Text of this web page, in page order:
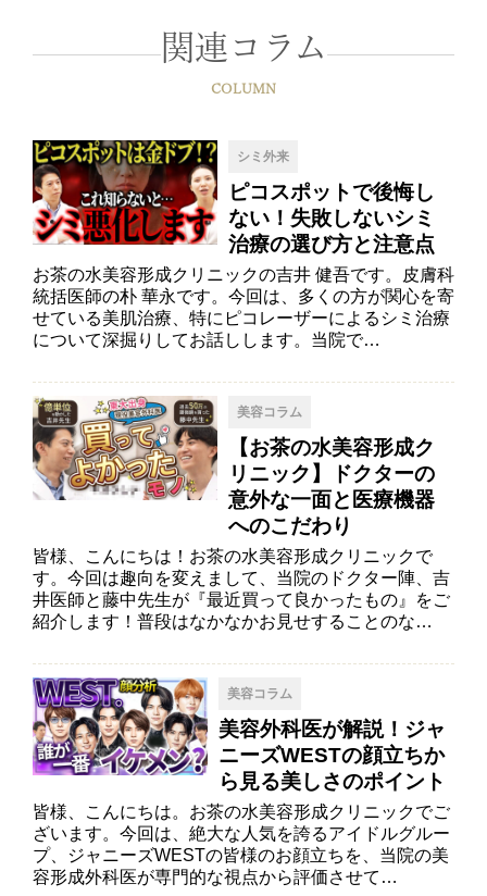
関連コラム
COLUMN
シミ外来
ピコスポットで後悔し
ない！失敗しないシミ
治療の選び方と注意点
お茶の水美容形成クリニックの吉井 健吾です。皮膚科
統括医師の朴 華永です。今回は、多くの方が関心を寄
せている美肌治療、特にピコレーザーによるシミ治療
について深掘りしてお話しします。当院で…
美容コラム
【お茶の水美容形成ク
リニック】ドクターの
意外な一面と医療機器
へのこだわり
皆様、こんにちは！お茶の水美容形成クリニックで
す。今回は趣向を変えまして、当院のドクター陣、吉
井医師と藤中先生が『最近買って良かったもの』をご
紹介します！普段はなかなかお見せすることのな…
美容コラム
美容外科医が解説！ジャ
ニーズWESTの顔立ちか
ら見る美しさのポイント
皆様、こんにちは。お茶の水美容形成クリニックでご
ざいます。今回は、絶大な人気を誇るアイドルグルー
プ、ジャニーズWESTの皆様のお顔立ちを、当院の美
容形成外科医が専門的な視点から評価させて…